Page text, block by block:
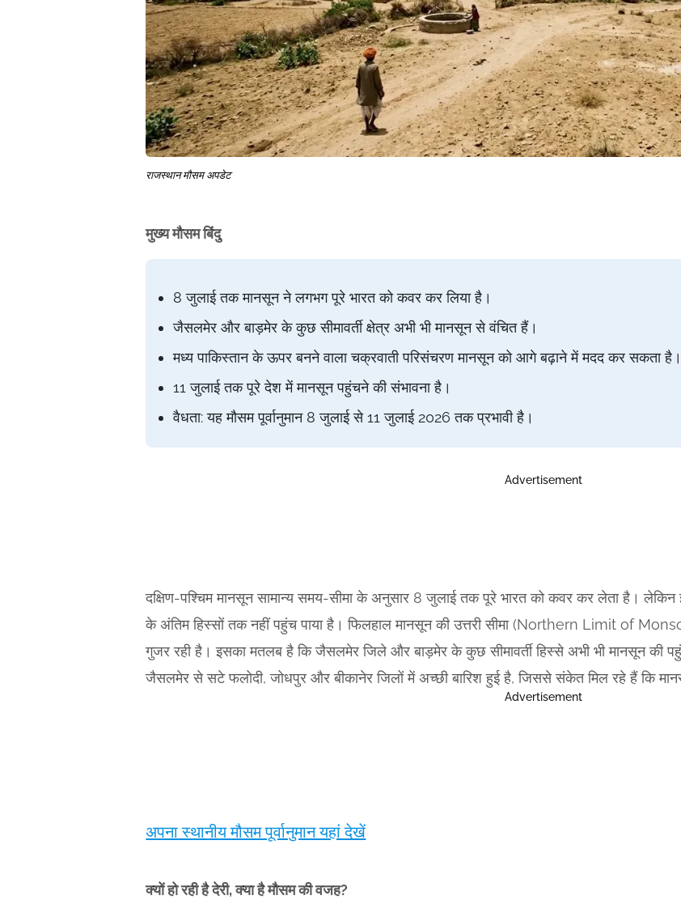
राजस्थान मौसम अपडेट
मुख्य मौसम बिंदु
8 जुलाई तक मानसून ने लगभग पूरे भारत को कवर कर लिया है।
जैसलमेर और बाड़मेर के कुछ सीमावर्ती क्षेत्र अभी भी मानसून से वंचित हैं।
मध्य पाकिस्तान के ऊपर बनने वाला चक्रवाती परिसंचरण मानसून को आगे बढ़ाने में मदद कर सकता है।
11 जुलाई तक पूरे देश में मानसून पहुंचने की संभावना है।
वैधता: यह मौसम पूर्वानुमान 8 जुलाई से 11 जुलाई 2026 तक प्रभावी है।
Advertisement
दक्षिण-पश्चिम मानसून सामान्य समय-सीमा के अनुसार 8 जुलाई तक पूरे भारत को कवर कर लेता है। लेकिन
के अंतिम हिस्सों तक नहीं पहुंच पाया है। फिलहाल मानसून की उत्तरी सीमा (Northern Limit of
गुजर रही है। इसका मतलब है कि जैसलमेर जिले और बाड़मेर के कुछ सीमावर्ती हिस्से अभी भी मानसून की
जैसलमेर से सटे फलोदी, जोधपुर और बीकानेर जिलों में अच्छी बारिश हुई है, जिससे संकेत मिल रहे हैं कि
Advertisement
अपना स्थानीय मौसम पूर्वानुमान यहां देखें
क्यों हो रही है देरी, क्या है मौसम की वजह?